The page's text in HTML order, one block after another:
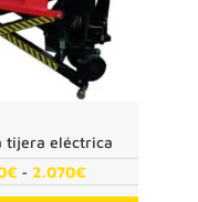
tijera eléctrica
€ - 2.070€
de